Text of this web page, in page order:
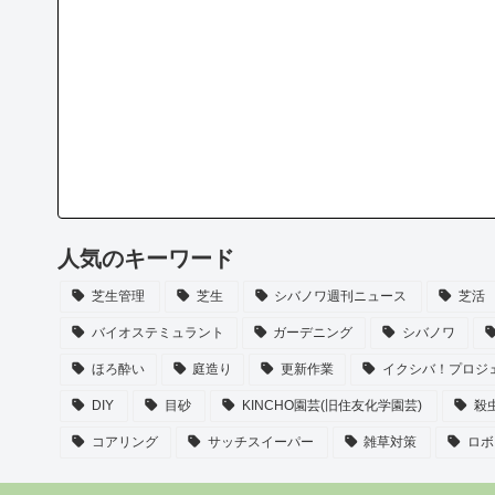
人気のキーワード
芝生管理 芝生 シバノワ週刊ニュース 芝活
バイオステミュラント ガーデニング シバノワ
ほろ酔い 庭造り 更新作業 イクシバ！プロジ
DIY 目砂 KINCHO園芸(旧住友化学園芸) 殺
コアリング サッチスイーパー 雑草対策 ロ